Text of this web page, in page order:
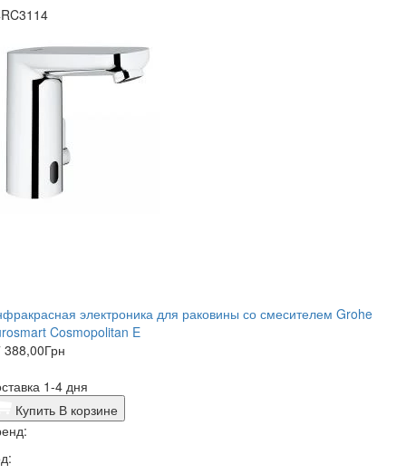
электроника для раковины со смесителем Grohe
Cosmopolitan E
388,00Грн
1-4 дня
Купить В корзине